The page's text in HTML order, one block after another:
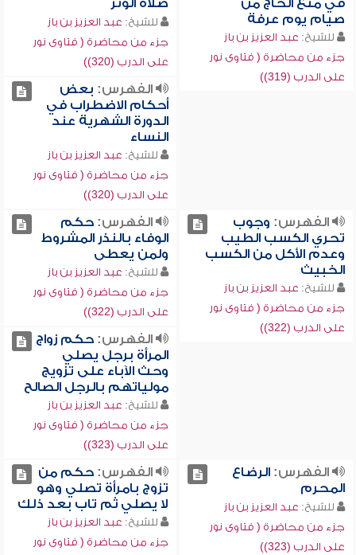
في منع الحاج من
صيام يوم عرفة
للشيخ: عبد العزيز بن باز
جزء من محاضرة ( فتاوى نور
على الدرب (319))
صلاة الوتر
للشيخ: عبد العزيز بن باز
جزء من محاضرة ( فتاوى نور
على الدرب (320))
الفهرس: بعض
أحكام الاضطراب في
الدورة الشهرية عند
النساء
للشيخ: عبد العزيز بن باز
جزء من محاضرة ( فتاوى نور
على الدرب (320))
الفهرس: وجوب
تحري الكسب الطيب
وعدم الأكل من الكسب
الخبيث
للشيخ: عبد العزيز بن باز
جزء من محاضرة ( فتاوى نور
على الدرب (322))
الفهرس:حكم
الوفاء بالنذر المشروط
ولمن يعطى
للشيخ: عبد العزيز بن باز
جزء من محاضرة ( فتاوى نور
على الدرب (322))
الفهرس:حكم زواج
المرأة برجل يصلي
وحث الآباء على تزويج
مولياتهم بالرجل الصالح
للشيخ: عبد العزيز بن باز
جزء من محاضرة ( فتاوى نور
على الدرب (323))
الفهرس:الرضاع
المحرم
للشيخ: عبد العزيز بن باز
جزء من محاضرة ( فتاوى نور
على الدرب (323))
الفهرس:حكم من
تزوج بامرأة تصلي وهو
لا يصلي ثم تاب بعد ذلك
للشيخ: عبد العزيز بن باز
جزء من محاضرة ( فتاوى نور